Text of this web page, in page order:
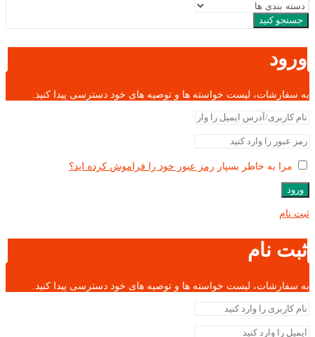
جستجو کنید
ورود
به سفارشات، لیست خواسته ها و توصیه های خود دسترسی پیدا کنید.
مرا به خاطر بسپار رمز عبور خود را فراموش کرده اید؟
ورود
ثبت نام
ثبت نام
به سفارشات، لیست خواسته ها و توصیه های خود دسترسی پیدا کنید.